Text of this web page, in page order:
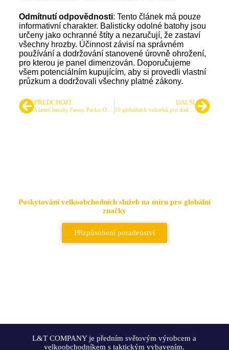
Odmítnutí odpovědnosti: Tento článek má pouze
informativní charakter. Balisticky odolné batohy jsou
určeny jako ochranné štíty a nezaručují, že zastaví
všechny hrozby. Účinnost závisí na správném
používání a dodržování stanovené úrovně ohrožení,
pro kterou je panel dimenzován. Doporučujeme
všem potenciálním kupujícím, aby si provedli vlastní
průzkum a dodržovali všechny platné zákony.
PŘEDCHOZÍ
Vlastní batohy Fanny Packs: Odolná řešení pro taktické, outdoorové i každodenní použití.
DALŠÍ
Poskytování velkoobchodních služeb na míru pro globální
značky
Přizpůsobení poradenství
L&T COMPANY je předním světovým výrobcem a
velkoobchodníkem s taktickým vybavením.